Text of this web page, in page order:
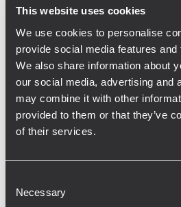
This website uses cookies
We use cookies to personalise
provide social media features
We also share information about
our social media, advertising and
may combine it with other
provided to them or that they’ve
of their services.
Selection
Necessary
respectivement quatre
et HDL 30-A a permis une
rapide et facile avec
monteurs. Les vingt
AS ont été disposés sur le
scène, en deux rangées
configuration incurvée en
une couverture parfaite,
scène. Les deux tours de